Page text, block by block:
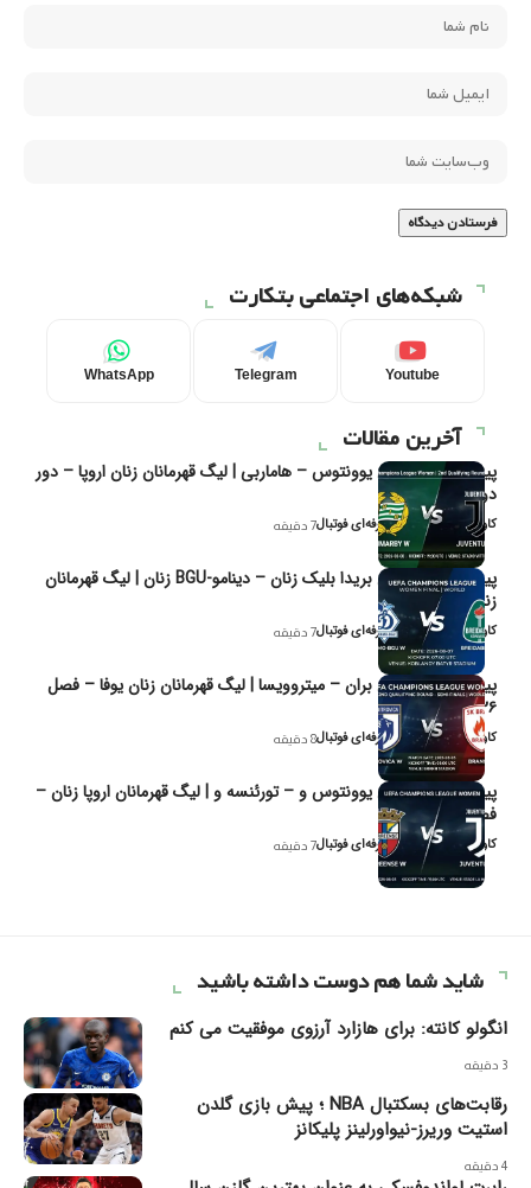
شبکه‌های اجتماعی بتکارت
Youtube
Telegram
WhatsApp
آخرین مقالات
پیش‌بینی و تحلیل یوونتوس – هاماربی | لیگ قهرمانان زنان اروپا – دور
دوم مرحله
کاوه نیک‌فر، تحلیل‌گر حرفه‌ای فوتبال7 دقیقه
پیش‌بینی و تحلیل بریدا بلیک زنان – دینامو-BGU زنان | لیگ قهرمانان
زنان یوفا
کاوه نیک‌فر، تحلیل‌گر حرفه‌ای فوتبال7 دقیقه
پیش‌بینی و تحلیل بران – میتروویسا | لیگ قهرمانان زنان یوفا – فصل
۲۰۲۶
کاوه نیک‌فر، تحلیل‌گر حرفه‌ای فوتبال8 دقیقه
پیش‌بینی و تحلیل یوونتوس و – تورئنسه و | لیگ قهرمانان اروپا زنان –
فصل ۲۰۲۶
کاوه نیک‌فر، تحلیل‌گر حرفه‌ای فوتبال7 دقیقه
شاید شما هم دوست داشته باشید
انگولو کانته: برای هازارد آرزوی موفقیت می کنم
3 دقیقه
رقابت‌های بسکتبال NBA ؛ پیش بازی گلدن
استیت وریرز-نیواورلینز پلیکانز
4 دقیقه